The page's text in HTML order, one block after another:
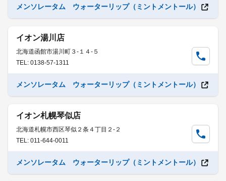
メンソレータム ウォーターリップ（ミントメントール）
イオン湯川店
北海道函館市湯川町３-１４-５
TEL: 0138-57-1311
メンソレータム ウォーターリップ（ミントメントール）
イオン札幌琴似店
北海道札幌市西区琴似２条４丁目２-２
TEL: 011-644-0011
メンソレータム ウォーターリップ（ミントメントール）